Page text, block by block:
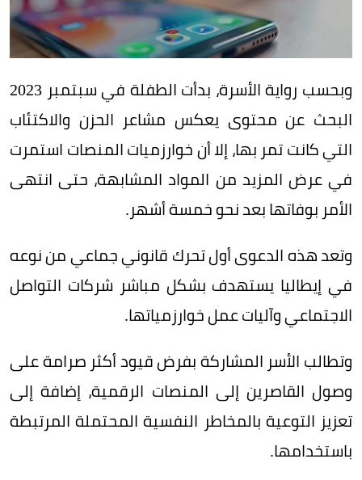
وبحسب رواية الأسرة، بدأت الطفلة في سبتمبر 2023
البحث عن محتوى يعكس مشاعر الحزن والاكتئاب
التي كانت تمر بها، إلا أن خوارزميات المنصات استمرت
في عرض المزيد من المواد المشابهة، حتى انتهى
الأمر بوفاتها بعد نحو خمسة أشهر.
وتعد هذه الدعوى أول تحرك قانوني جماعي من نوعه
في إيطاليا يستهدف بشكل مباشر شركات التواصل
الاجتماعي وآليات عمل خوارزمياتها.
وتطالب الأسر المشاركة بفرض قيود أكثر صرامة على
وصول القاصرين إلى المنصات الرقمية، إضافة إلى
تعزيز التوعية بالمخاطر النفسية المحتملة المرتبطة
باستخدامها.